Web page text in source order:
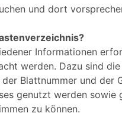
und dort
Informationen
werden. Dazu sind
Blattnummer und der
genutzt werden
zu können.